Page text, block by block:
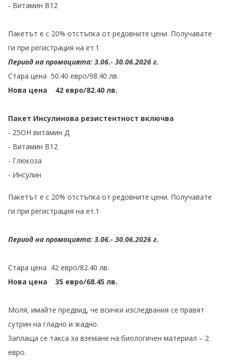
- Витамин В12
Пакетът е с 20% отстъпка от редовните цени. Получавате
ги при регистрация на ет.1
Период на промоцията: 3.06.- 30.06.2026 г.
Стара цена 50.40 евро/98.40 лв.
Нова цена 42 евро/82.40 лв.
Пакет Инсулинова резистентност включва
- 25OH витамин Д
- Витамин В12
- Глюкоза
- Инсулин
Пакетът е с 20% отстъпка от редовните цени. Получавате
ги при регистрация на ет.1
Период на промоцията: 3.06.- 30.06.2026 г.
Стара цена 42 евро/82.40 лв.
Нова цена 35 евро/68.45 лв.
Моля, имайте предвид, че всички изследвания се правят
сутрин на гладно и жадно.
Заплаща се такса за вземане на биологичен материал – 2
евро.